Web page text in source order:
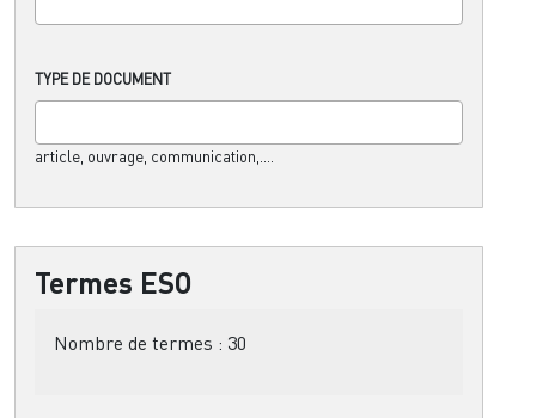
TYPE DE DOCUMENT
article, ouvrage, communication,....
Termes ESO
Nombre de termes : 30